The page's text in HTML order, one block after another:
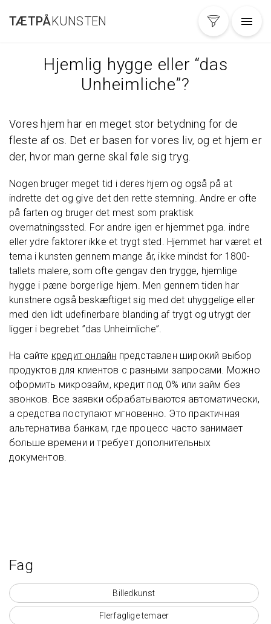
TÆTPÅKUNSTEN
Hjemlig hygge eller “das
Unheimliche”?
Vores hjem har en meget stor betydning for de
fleste af os. Det er basen for vores liv, og et hjem er
der, hvor man gerne skal føle sig tryg.
Nogen bruger meget tid i deres hjem og også på at
indrette det og give det den rette stemning. Andre er ofte
på farten og bruger det mest som praktisk
overnatningssted. For andre igen er hjemmet pga. indre
eller ydre faktorer ikke et trygt sted. Hjemmet har været et
tema i kunsten gennem mange år, ikke mindst for 1800-
tallets malere, som ofte gengav den trygge, hjemlige
hygge i pæne borgerlige hjem. Men gennem tiden har
kunstnere også beskæftiget sig med det uhyggelige eller
med den lidt udefinerbare blanding af trygt og utrygt der
ligger i begrebet ”das Unheimliche”.
На сайте кредит онлайн представлен широкий выбор
продуктов для клиентов с разными запросами. Можно
оформить микрозайм, кредит под 0% или займ без
звонков. Все заявки обрабатываются автоматически,
а средства поступают мгновенно. Это практичная
альтернатива банкам, где процесс часто занимает
больше времени и требует дополнительных
документов.
Fag
Billedkunst
Flerfaglige temaer